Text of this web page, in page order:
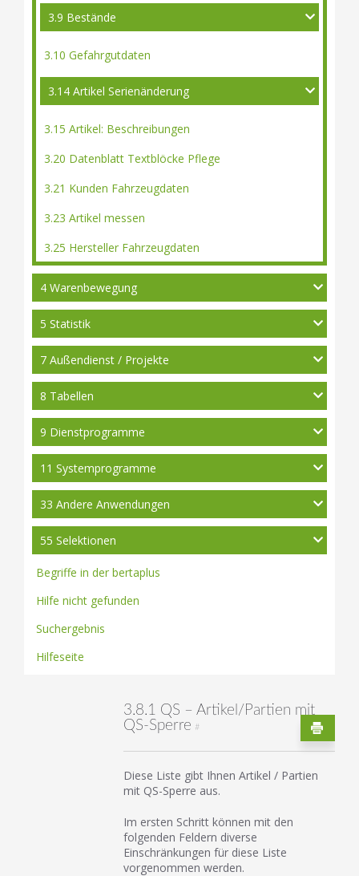
3.9 Bestände
3.10 Gefahrgutdaten
3.14 Artikel Serienänderung
3.15 Artikel: Beschreibungen
3.20 Datenblatt Textblöcke Pflege
3.21 Kunden Fahrzeugdaten
3.23 Artikel messen
3.25 Hersteller Fahrzeugdaten
4 Warenbewegung
5 Statistik
7 Außendienst / Projekte
8 Tabellen
9 Dienstprogramme
11 Systemprogramme
33 Andere Anwendungen
55 Selektionen
Begriffe in der bertaplus
Hilfe nicht gefunden
Suchergebnis
Hilfeseite
3.8.1 QS – Artikel/Partien mit
QS-Sperre #
Diese Liste gibt Ihnen Artikel / Partien
mit QS-Sperre aus.
Im ersten Schritt können mit den
folgenden Feldern diverse
Einschränkungen für diese Liste
vorgenommen werden.